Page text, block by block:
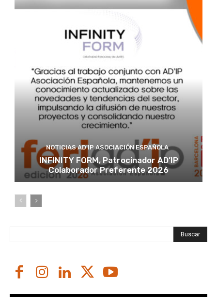
NOTICIAS AD'IP ASOCIACIÓN ESPAÑOLA
INFINITY FORM, Patrocinador AD’IP
Colaborador Preferente 2026
Buscar